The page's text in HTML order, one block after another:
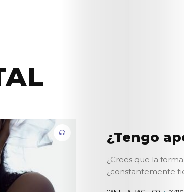
¿Tengo
¿Crees que la
¿constantemente